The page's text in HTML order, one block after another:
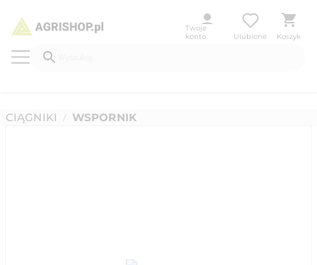
Twoje
konto
Ulubione Koszyk
CIĄGNIKI / WSPORNIK